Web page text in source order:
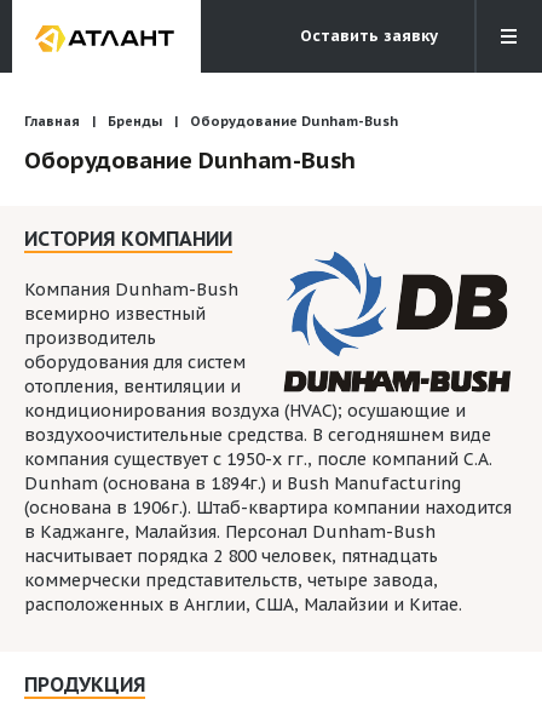
Оставить заявку
Электронная почта
info@atlantcompany.ru
Бесплатный звонок
Бренды
Каталоги
Бланки запросов
Главная Бренды Оборудование Dunham-Bush
Оборудование Dunham-Bush
ИСТОРИЯ КОМПАНИИ
Компания Dunham-Bush
всемирно известный
производитель
оборудования для систем
отопления, вентиляции и
кондиционирования воздуха (HVAC); осушающие и
воздухоочистительные средства. В сегодняшнем виде
компания существует с 1950-х гг., после компаний C.A.
Dunham (основана в 1894г.) и Bush Manufacturing
(основана в 1906г.). Штаб-квартира компании находится
в Каджанге, Малайзия. Персонал Dunham-Bush
насчитывает порядка 2 800 человек, пятнадцать
коммерчески представительств, четыре завода,
расположенных в Англии, США, Малайзии и Китае.
ПРОДУКЦИЯ